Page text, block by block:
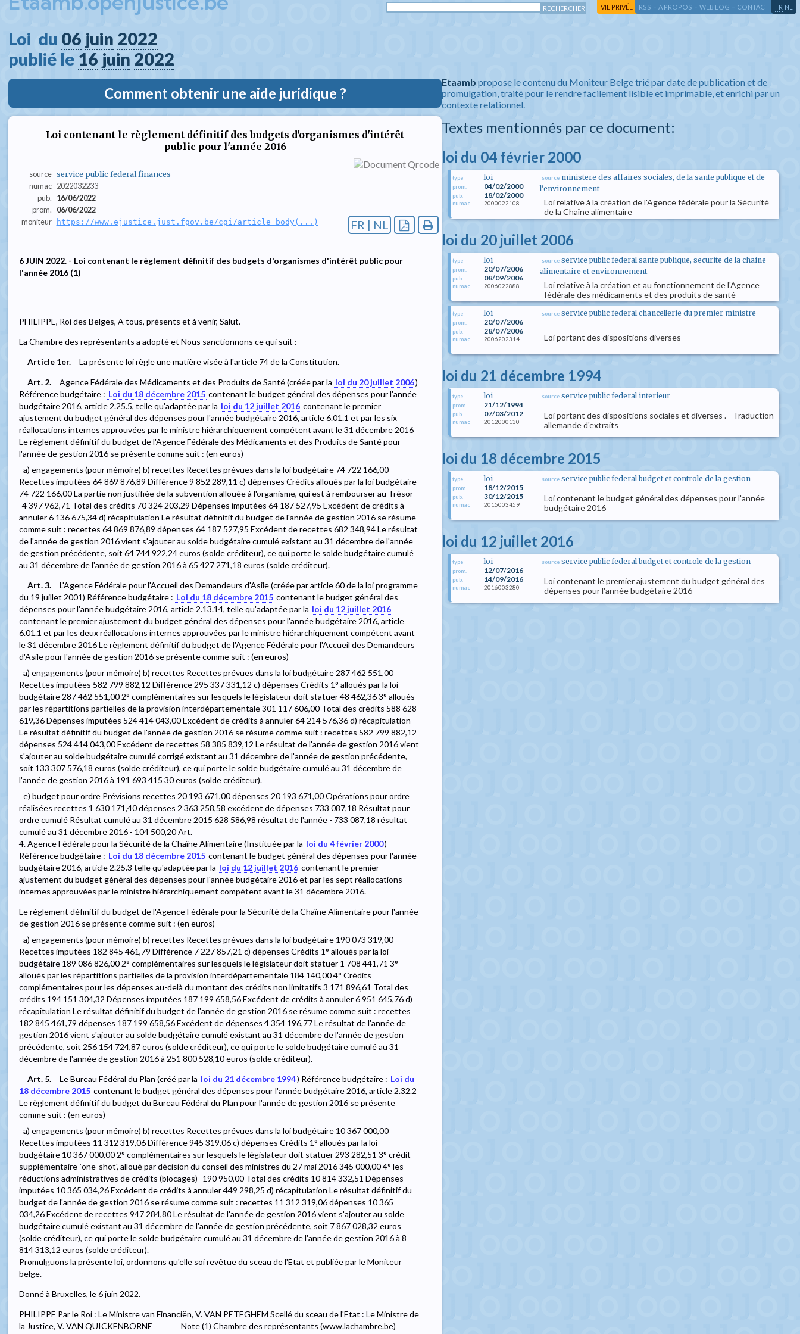
VIE PRIVÉE RSS - A PROPOS - WEB LOG - CONTACT FR NL
Loi  du 06 juin 2022
publié le 16 juin 2022
Comment obtenir une aide juridique ?
Loi contenant le règlement définitif des budgets d'organismes d'intérêt
public pour l'année 2016
source service public federal finances
numac 2022032233
pub.
16/06/2022
prom.
06/06/2022
moniteur
https://www.ejustice.just.fgov.be/cgi/article_body(...) FR | NL
6 JUIN 2022. - Loi contenant le règlement définitif des budgets d'organismes d'intérêt public pour
l'année 2016 (1)
PHILIPPE, Roi des Belges, A tous, présents et à venir, Salut.
La Chambre des représentants a adopté et Nous sanctionnons ce qui suit :
Article 1er.
La présente loi règle une matière visée à l'article 74 de la Constitution.
Art. 2.
Agence Fédérale des Médicaments et des Produits de Santé (créée par la loi du 20 juillet 2006)
Référence budgétaire : Loi du 18 décembre 2015 contenant le budget général des dépenses pour l'année
budgétaire 2016, article 2.25.5, telle qu'adaptée par la loi du 12 juillet 2016 contenant le premier
ajustement du budget général des dépenses pour l'année budgétaire 2016, article 6.01.1 et par les six
réallocations internes approuvées par le ministre hiérarchiquement compétent avant le 31 décembre 2016
Le règlement définitif du budget de l'Agence Fédérale des Médicaments et des Produits de Santé pour
l'année de gestion 2016 se présente comme suit : (en euros)
a) engagements (pour mémoire) b) recettes Recettes prévues dans la loi budgétaire 74 722 166,00
Recettes imputées 64 869 876,89 Différence 9 852 289,11 c) dépenses Crédits alloués par la loi budgétaire
74 722 166,00 La partie non justifiée de la subvention allouée à l'organisme, qui est à rembourser au Trésor
-4 397 962,71 Total des crédits 70 324 203,29 Dépenses imputées 64 187 527,95 Excédent de crédits à
annuler 6 136 675,34 d) récapitulation Le résultat définitif du budget de l'année de gestion 2016 se résume
comme suit : recettes 64 869 876,89 dépenses 64 187 527,95 Excédent de recettes 682 348,94 Le résultat
de l'année de gestion 2016 vient s'ajouter au solde budgétaire cumulé existant au 31 décembre de l'année
de gestion précédente, soit 64 744 922,24 euros (solde créditeur), ce qui porte le solde budgétaire cumulé
au 31 décembre de l'année de gestion 2016 à 65 427 271,18 euros (solde créditeur).
Art. 3.
L'Agence Fédérale pour l'Accueil des Demandeurs d'Asile (créée par article 60 de la loi programme
du 19 juillet 2001) Référence budgétaire : Loi du 18 décembre 2015 contenant le budget général des
dépenses pour l'année budgétaire 2016, article 2.13.14, telle qu'adaptée par la loi du 12 juillet 2016
contenant le premier ajustement du budget général des dépenses pour l'année budgétaire 2016, article
6.01.1 et par les deux réallocations internes approuvées par le ministre hiérarchiquement compétent avant
le 31 décembre 2016 Le règlement définitif du budget de l'Agence Fédérale pour l'Accueil des Demandeurs
d'Asile pour l'année de gestion 2016 se présente comme suit : (en euros)
a) engagements (pour mémoire) b) recettes Recettes prévues dans la loi budgétaire 287 462 551,00
Recettes imputées 582 799 882,12 Différence 295 337 331,12 c) dépenses Crédits 1° alloués par la loi
budgétaire 287 462 551,00 2° complémentaires sur lesquels le législateur doit statuer 48 462,36 3° alloués
par les répartitions partielles de la provision interdépartementale 301 117 606,00 Total des crédits 588 628
619,36 Dépenses imputées 524 414 043,00 Excédent de crédits à annuler 64 214 576,36 d) récapitulation
Le résultat définitif du budget de l'année de gestion 2016 se résume comme suit : recettes 582 799 882,12
dépenses 524 414 043,00 Excédent de recettes 58 385 839,12 Le résultat de l'année de gestion 2016 vient
s'ajouter au solde budgétaire cumulé corrigé existant au 31 décembre de l'année de gestion précédente,
soit 133 307 576,18 euros (solde créditeur), ce qui porte le solde budgétaire cumulé au 31 décembre de
l'année de gestion 2016 à 191 693 415 30 euros (solde créditeur).
e) budget pour ordre Prévisions recettes 20 193 671,00 dépenses 20 193 671,00 Opérations pour ordre
réalisées recettes 1 630 171,40 dépenses 2 363 258,58 excédent de dépenses 733 087,18 Résultat pour
ordre cumulé Résultat cumulé au 31 décembre 2015 628 586,98 résultat de l'année - 733 087,18 résultat
cumulé au 31 décembre 2016 - 104 500,20 Art.
4. Agence Fédérale pour la Sécurité de la Chaîne Alimentaire (Instituée par la loi du 4 février 2000)
Référence budgétaire : Loi du 18 décembre 2015 contenant le budget général des dépenses pour l'année
budgétaire 2016, article 2.25.3 telle qu'adaptée par la loi du 12 juillet 2016 contenant le premier
ajustement du budget général des dépenses pour l'année budgétaire 2016 et par les sept réallocations
internes approuvées par le ministre hiérarchiquement compétent avant le 31 décembre 2016.
Le règlement définitif du budget de l'Agence Fédérale pour la Sécurité de la Chaîne Alimentaire pour l'année
de gestion 2016 se présente comme suit : (en euros)
a) engagements (pour mémoire) b) recettes Recettes prévues dans la loi budgétaire 190 073 319,00
Recettes imputées 182 845 461,79 Différence 7 227 857,21 c) dépenses Crédits 1° alloués par la loi
budgétaire 189 086 826,00 2° complémentaires sur lesquels le législateur doit statuer 1 708 441,71 3°
alloués par les répartitions partielles de la provision interdépartementale 184 140,00 4° Crédits
complémentaires pour les dépenses au-delà du montant des crédits non limitatifs 3 171 896,61 Total des
crédits 194 151 304,32 Dépenses imputées 187 199 658,56 Excédent de crédits à annuler 6 951 645,76 d)
récapitulation Le résultat définitif du budget de l'année de gestion 2016 se résume comme suit : recettes
182 845 461,79 dépenses 187 199 658,56 Excédent de dépenses 4 354 196,77 Le résultat de l'année de
gestion 2016 vient s'ajouter au solde budgétaire cumulé existant au 31 décembre de l'année de gestion
précédente, soit 256 154 724,87 euros (solde créditeur), ce qui porte le solde budgétaire cumulé au 31
décembre de l'année de gestion 2016 à 251 800 528,10 euros (solde créditeur).
Art. 5.
Le Bureau Fédéral du Plan (créé par la loi du 21 décembre 1994) Référence budgétaire : Loi du
18 décembre 2015 contenant le budget général des dépenses pour l'année budgétaire 2016, article 2.32.2
Le règlement définitif du budget du Bureau Fédéral du Plan pour l'année de gestion 2016 se présente
comme suit : (en euros)
a) engagements (pour mémoire) b) recettes Recettes prévues dans la loi budgétaire 10 367 000,00
Recettes imputées 11 312 319,06 Différence 945 319,06 c) dépenses Crédits 1° alloués par la loi
budgétaire 10 367 000,00 2° complémentaires sur lesquels le législateur doit statuer 293 282,51 3° crédit
supplémentaire `one-shot', alloué par décision du conseil des ministres du 27 mai 2016 345 000,00 4° les
réductions administratives de crédits (blocages) -190 950,00 Total des crédits 10 814 332,51 Dépenses
imputées 10 365 034,26 Excédent de crédits à annuler 449 298,25 d) récapitulation Le résultat définitif du
budget de l'année de gestion 2016 se résume comme suit : recettes 11 312 319,06 dépenses 10 365
034,26 Excédent de recettes 947 284,80 Le résultat de l'année de gestion 2016 vient s'ajouter au solde
budgétaire cumulé existant au 31 décembre de l'année de gestion précédente, soit 7 867 028,32 euros
(solde créditeur), ce qui porte le solde budgétaire cumulé au 31 décembre de l'année de gestion 2016 à 8
814 313,12 euros (solde créditeur).
Promulguons la présente loi, ordonnons qu'elle soi revêtue du sceau de l'Etat et publiée par le Moniteur
belge.
Donné à Bruxelles, le 6 juin 2022.
PHILIPPE Par le Roi : Le Ministre van Financiën, V. VAN PETEGHEM Scellé du sceau de l'Etat : Le Ministre de
la Justice, V. VAN QUICKENBORNE _______ Note (1) Chambre des représentants (www.lachambre.be)
Etaamb propose le contenu du Moniteur Belge trié par date de publication et de
promulgation, traité pour le rendre facilement lisible et imprimable, et enrichi par un
contexte relationnel.
Textes mentionnés par ce document:
loi du 04 février 2000
type loi
prom. 04/02/2000
pub. 18/02/2000
numac 2000022108
source ministere des affaires sociales, de la sante publique et de
l'environnement
Loi relative à la création de l'Agence fédérale pour la Sécurité
de la Chaîne alimentaire
loi du 20 juillet 2006
type loi
prom. 20/07/2006
pub. 08/09/2006
numac 2006022888
source service public federal sante publique, securite de la chaine
alimentaire et environnement
Loi relative à la création et au fonctionnement de l'Agence
fédérale des médicaments et des produits de santé
type loi
prom. 20/07/2006
pub. 28/07/2006
numac 2006202314
source service public federal chancellerie du premier ministre
Loi portant des dispositions diverses
loi du 21 décembre 1994
type loi
prom. 21/12/1994
pub. 07/03/2012
numac 2012000130
source service public federal interieur
Loi portant des dispositions sociales et diverses . - Traduction
allemande d'extraits
loi du 18 décembre 2015
type loi
prom. 18/12/2015
pub. 30/12/2015
numac 2015003459
source service public federal budget et controle de la gestion
Loi contenant le budget général des dépenses pour l'année
budgétaire 2016
loi du 12 juillet 2016
type loi
prom. 12/07/2016
pub. 14/09/2016
numac 2016003280
source service public federal budget et controle de la gestion
Loi contenant le premier ajustement du budget général des
dépenses pour l'année budgétaire 2016